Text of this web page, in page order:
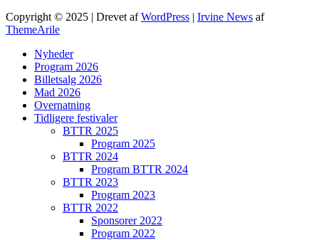
Copyright © 2025 | Drevet afWordPress | Irvine News af
ThemeArile
Nyheder
Program 2026
Billetsalg 2026
Mad 2026
Overnatning
Tidligere festivaler
BTTR 2025
Program 2025
BTTR 2024
Program BTTR 2024
BTTR 2023
Program 2023
BTTR 2022
Sponsorer 2022
Program 2022